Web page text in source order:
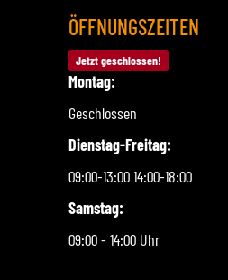
ÖFFNUNGSZEITEN
Jetzt geschlossen!
Montag:
Geschlossen
Dienstag-Freitag:
09:00-13:00 14:00-18:00
Samstag:
09:00 - 14:00 Uhr